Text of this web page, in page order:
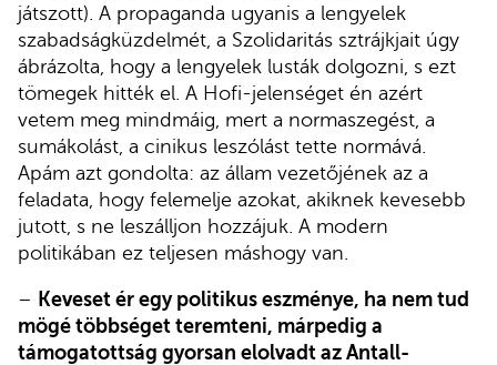
játszott). A propaganda ugyanis a lengyelek
szabadságküzdelmét, a Szolidaritás sztrájkjait úgy
ábrázolta, hogy a lengyelek lusták dolgozni, s ezt
tömegek hitték el. A Hofi-jelenséget én azért
vetem meg mindmáig, mert a normaszegést, a
sumákolást, a cinikus leszólást tette normává.
Apám azt gondolta: az állam vezetőjének az a
feladata, hogy felemelje azokat, akiknek kevesebb
jutott, s ne leszálljon hozzájuk. A modern
politikában ez teljesen máshogy van.
– Keveset ér egy politikus eszménye, ha nem tud
mögé többséget teremteni, márpedig a
támogatottság gyorsan elolvadt az Antall-